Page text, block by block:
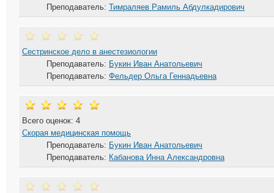
Преподаватель: Тимраляев Рамиль Абдулкадирович
Сестринское дело в анестезиологии
Преподаватель: Букин Иван Анатольевич
Преподаватель: Фельдер Ольга Геннадьевна
Всего оценок: 4
Скорая медицинская помощь
Преподаватель: Букин Иван Анатольевич
Преподаватель: Кабанова Инна Александровна